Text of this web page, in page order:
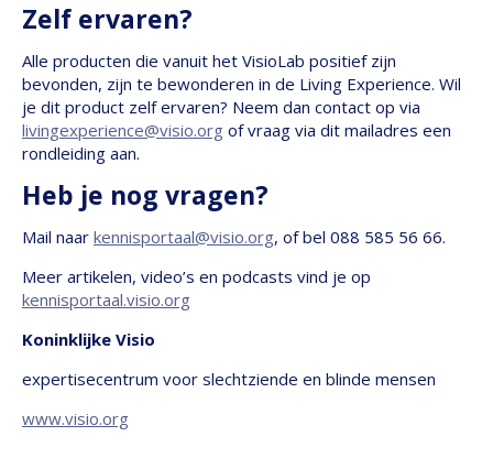
Zelf ervaren?
Alle producten die vanuit het VisioLab positief zijn
bevonden, zijn te bewonderen in de Living Experience. Wil
je dit product zelf ervaren? Neem dan contact op via
livingexperience@visio.org of vraag via dit mailadres een
rondleiding aan.
Heb je nog vragen?
Mail naar kennisportaal@visio.org, of bel 088 585 56 66.
Meer artikelen, video’s en podcasts vind je op
kennisportaal.visio.org
Koninklijke Visio
expertisecentrum voor slechtziende en blinde mensen
www.visio.org